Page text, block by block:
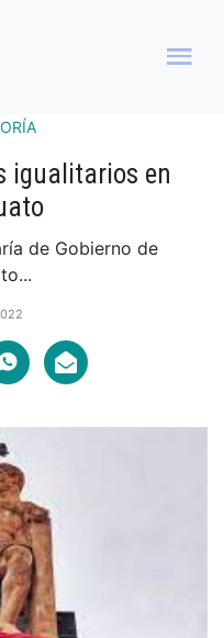
igualitarios en
de Gobierno de